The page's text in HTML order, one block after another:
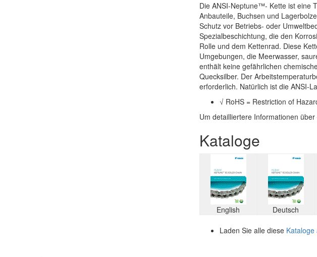
Die ANSI-Neptune™- Kette ist eine
Anbauteile, Buchsen und
Schutz vor Betriebs- oder
Spezialbeschichtung, die den
Rolle und dem Kettenrad. Diese
Umgebungen, die Meerwasser,
enthält keine gefährlichen
Quecksilber. Der
erforderlich. Natürlich ist die ANSI-
√ RoHS = Restriction of
Um detailliertere Informationen
Kataloge
English Deutsch
Laden Sie alle diese Kataloge